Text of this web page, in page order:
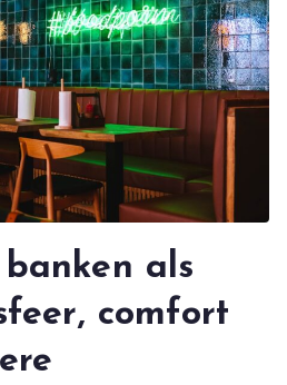
als
comfort